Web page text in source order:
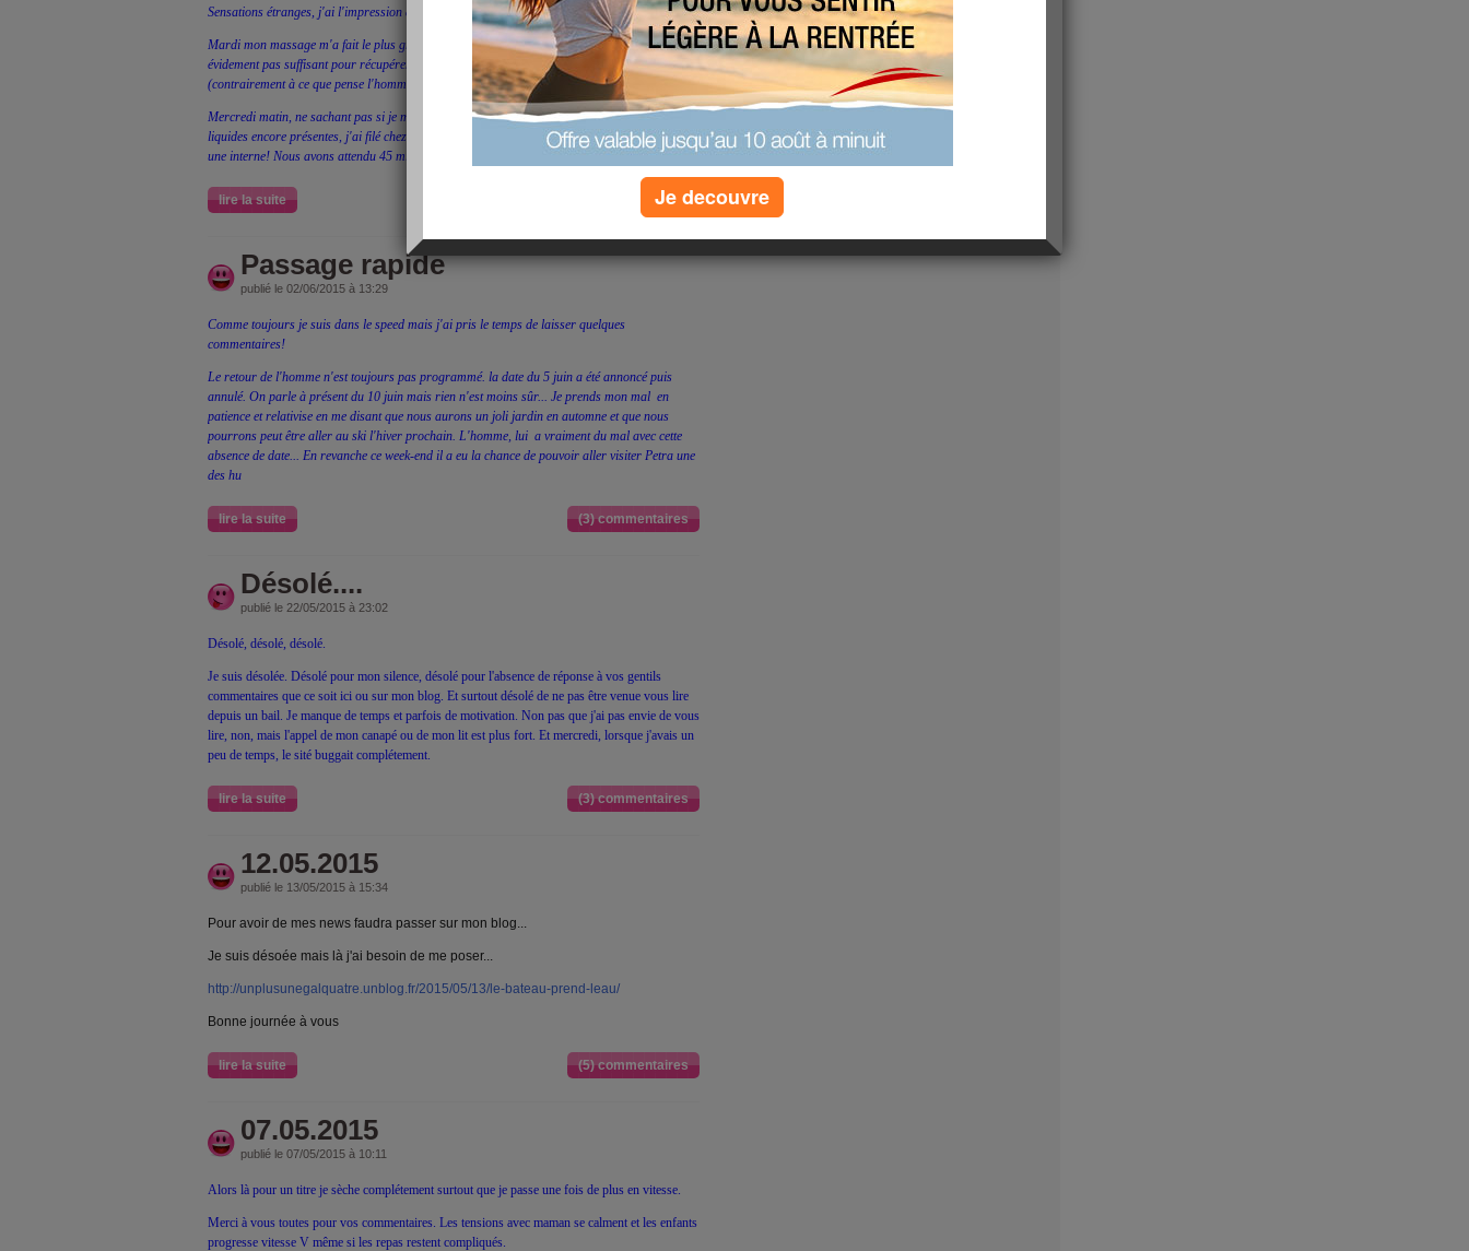
Sensations étranges, j'ai l'impression de peter le feu et en même temps d'être épuisée...
Mardi mon massage m'a fait le plus grand bien. Une heure de pure détente! Mais cela n'est
évidement pas suffisant pour récupérer les dizaines d'heures de sommeil manquées
(contrairement à ce que pense l'homme...).
Mercredi matin, ne sachant pas si je mettais les loulous à la crèche à cause des leurs selles
liquides encore présentes, j'ai filé chez mon médecin et j'ai demandé a être reçu par lui et non
une interne! Nous avons attendu 45 minutes. 45 minutes pendant lesquels mes loulous étaient
lire la suite (5) commentaires
Passage rapide
publié le 02/06/2015 à 13:29
Comme toujours je suis dans le speed mais j'ai pris le temps de laisser quelques
commentaires!
Le retour de l'homme n'est toujours pas programmé. la date du 5 juin a été annoncé puis
annulé. On parle à présent du 10 juin mais rien n'est moins sûr... Je prends mon mal en
patience et relativise en me disant que nous aurons un joli jardin en automne et que nous
pourrons peut être aller au ski l'hiver prochain. L'homme, lui a vraiment du mal avec cette
absence de date... En revanche ce week-end il a eu la chance de pouvoir aller visiter Petra une
des hu
lire la suite (3) commentaires
Désolé....
publié le 22/05/2015 à 23:02
Désolé, désolé, désolé.
Je suis désolée. Désolé pour mon silence, désolé pour l'absence de réponse à vos gentils
commentaires que ce soit ici ou sur mon blog. Et surtout désolé de ne pas être venue vous lire
depuis un bail. Je manque de temps et parfois de motivation. Non pas que j'ai pas envie de vous
lire, non, mais l'appel de mon canapé ou de mon lit est plus fort. Et mercredi, lorsque j'avais un
peu de temps, le sité buggait complétement.
lire la suite (3) commentaires
12.05.2015
publié le 13/05/2015 à 15:34
Pour avoir de mes news faudra passer sur mon blog...
Je suis désoée mais là j'ai besoin de me poser...
http://unplusunegalquatre.unblog.fr/2015/05/13/le-bateau-prend-leau/
Bonne journée à vous
lire la suite (5) commentaires
07.05.2015
publié le 07/05/2015 à 10:11
Alors là pour un titre je sèche complétement surtout que je passe une fois de plus en vitesse.
Merci à vous toutes pour vos commentaires. Les tensions avec maman se calment et les enfants
progresse vitesse V même si les repas restent compliqués.
Je decouvre